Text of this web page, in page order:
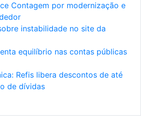
Contagem por modernização e
instabilidade no site da
equilíbrio nas contas públicas
Refis libera descontos de até
de dívidas